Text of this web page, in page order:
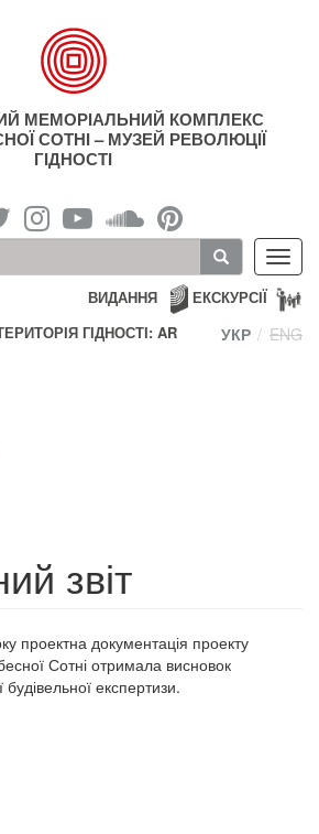
МЕМОРІАЛЬНИЙ КОМПЛЕКС
СОТНІ – МУЗЕЙ РЕВОЛЮЦІЇ
ГІДНОСТІ
ЕКСКУРСІЇ
ВИДАННЯ
ГІДНОСТІ: AR
УКР ENG
звіт
проектна документація проекту
Сотні отримала висновок
експертизи.